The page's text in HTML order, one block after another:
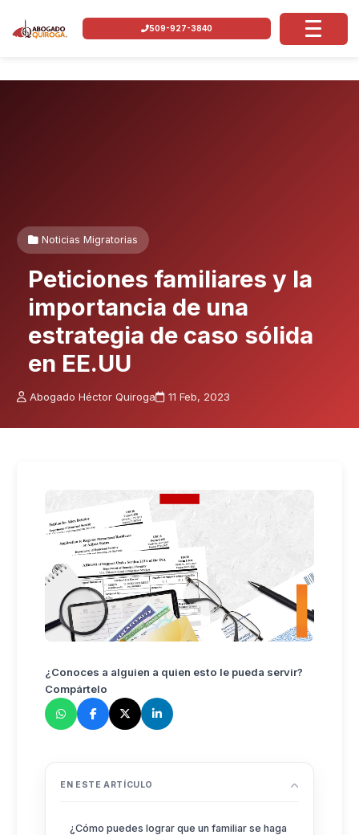
509-927-3840
Noticias Migratorias
Peticiones familiares y la
importancia de una
estrategia de caso sólida
en EE.UU
Abogado Héctor Quiroga 11 Feb, 2023
¿Conoces a alguien a quien esto le pueda servir?
Compártelo
EN ESTE ARTÍCULO
¿Cómo puedes lograr que un familiar se haga